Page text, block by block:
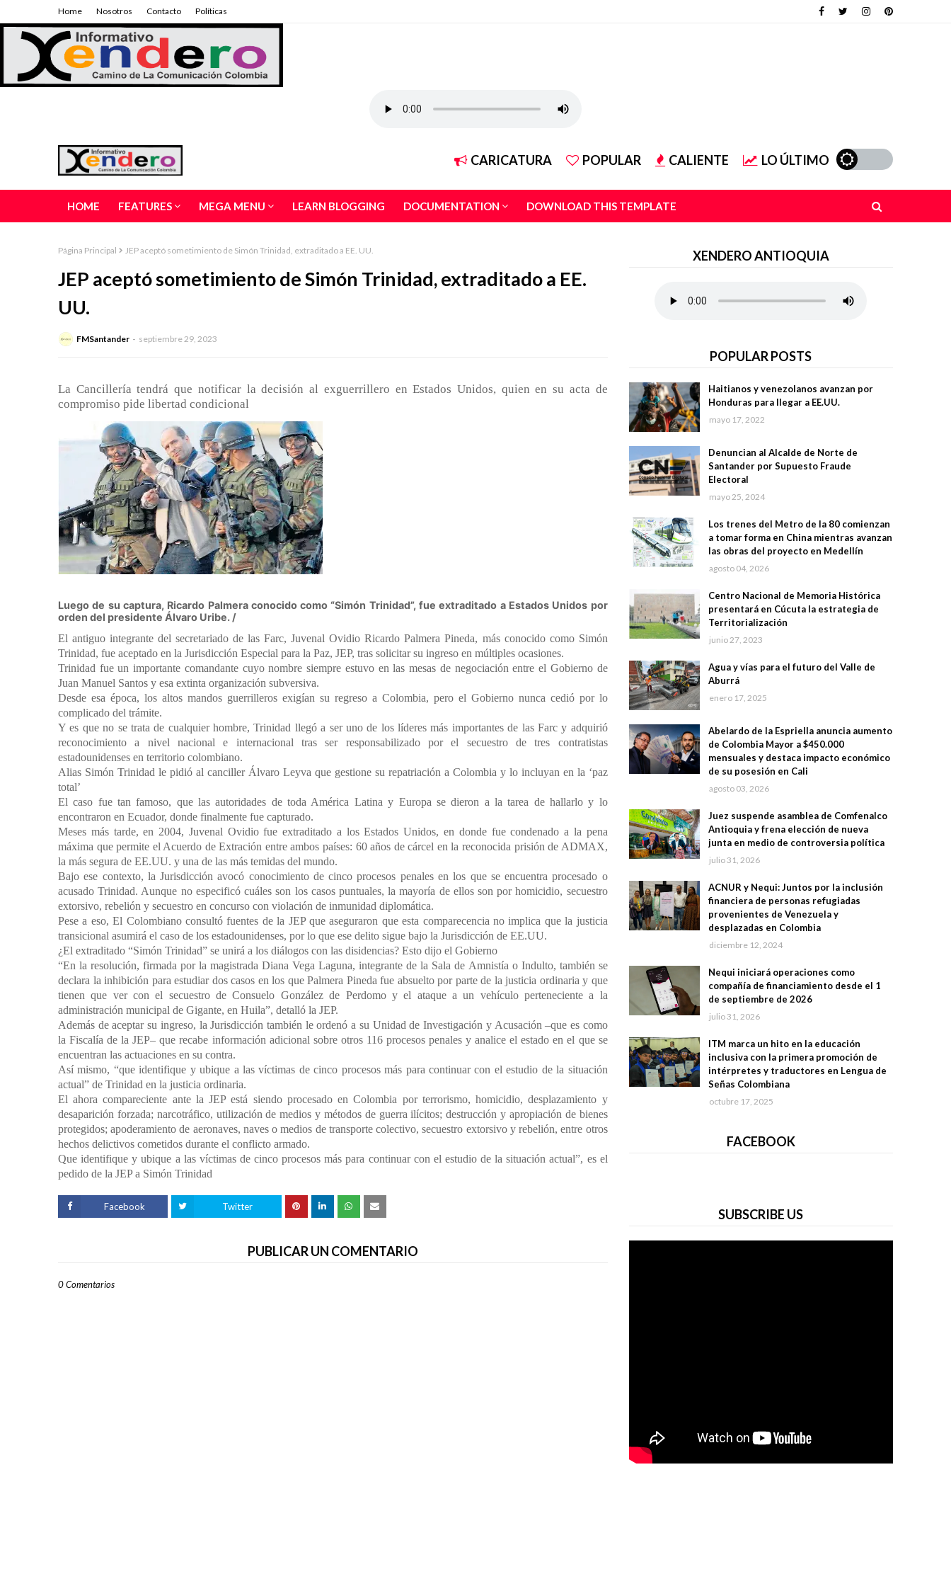
Home Nosotros Contacto Políticas
CARICATURA POPULAR CALIENTE LO ÚLTIMO
HOME FEATURES MEGA MENU LEARN BLOGGING DOCUMENTATION DOWNLOAD THIS TEMPLATE
Página Principal JEP aceptó sometimiento de Simón Trinidad, extraditado a EE. UU.
JEP aceptó sometimiento de Simón Trinidad, extraditado a EE.
UU.
FMSantander septiembre 29, 2023
La Cancillería tendrá que notificar la decisión al exguerrillero en Estados Unidos, quien en su acta de
compromiso pide libertad condicional
Luego de su captura, Ricardo Palmera conocido como “Simón Trinidad”, fue extraditado a Estados Unidos por
orden del presidente Álvaro Uribe. /
El antiguo integrante del secretariado de las Farc, Juvenal Ovidio Ricardo Palmera Pineda, más conocido como Simón
Trinidad, fue aceptado en la Jurisdicción Especial para la Paz, JEP, tras solicitar su ingreso en múltiples ocasiones.
Trinidad fue un importante comandante cuyo nombre siempre estuvo en las mesas de negociación entre el Gobierno de
Juan Manuel Santos y esa extinta organización subversiva.
Desde esa época, los altos mandos guerrilleros exigían su regreso a Colombia, pero el Gobierno nunca cedió por lo
complicado del trámite.
Y es que no se trata de cualquier hombre, Trinidad llegó a ser uno de los líderes más importantes de las Farc y adquirió
reconocimiento a nivel nacional e internacional tras ser responsabilizado por el secuestro de tres contratistas
estadounidenses en territorio colombiano.
Alias Simón Trinidad le pidió al canciller Álvaro Leyva que gestione su repatriación a Colombia y lo incluyan en la ‘paz
total’
El caso fue tan famoso, que las autoridades de toda América Latina y Europa se dieron a la tarea de hallarlo y lo
encontraron en Ecuador, donde finalmente fue capturado.
Meses más tarde, en 2004, Juvenal Ovidio fue extraditado a los Estados Unidos, en donde fue condenado a la pena
máxima que permite el Acuerdo de Extración entre ambos países: 60 años de cárcel en la reconocida prisión de ADMAX,
la más segura de EE.UU. y una de las más temidas del mundo.
Bajo ese contexto, la Jurisdicción avocó conocimiento de cinco procesos penales en los que se encuentra procesado o
acusado Trinidad. Aunque no especificó cuáles son los casos puntuales, la mayoría de ellos son por homicidio, secuestro
extorsivo, rebelión y secuestro en concurso con violación de inmunidad diplomática.
Pese a eso, El Colombiano consultó fuentes de la JEP que aseguraron que esta comparecencia no implica que la justicia
transicional asumirá el caso de los estadounidenses, por lo que ese delito sigue bajo la Jurisdicción de EE.UU.
¿El extraditado “Simón Trinidad” se unirá a los diálogos con las disidencias? Esto dijo el Gobierno
“En la resolución, firmada por la magistrada Diana Vega Laguna, integrante de la Sala de Amnistía o Indulto, también se
declara la inhibición para estudiar dos casos en los que Palmera Pineda fue absuelto por parte de la justicia ordinaria y que
tienen que ver con el secuestro de Consuelo González de Perdomo y el ataque a un vehículo perteneciente a la
administración municipal de Gigante, en Huila”, detalló la JEP.
Además de aceptar su ingreso, la Jurisdicción también le ordenó a su Unidad de Investigación y Acusación –que es como
la Fiscalía de la JEP– que recabe información adicional sobre otros 116 procesos penales y analice el estado en el que se
encuentran las actuaciones en su contra.
Así mismo, “que identifique y ubique a las víctimas de cinco procesos más para continuar con el estudio de la situación
actual” de Trinidad en la justicia ordinaria.
El ahora compareciente ante la JEP está siendo procesado en Colombia por terrorismo, homicidio, desplazamiento y
desaparición forzada; narcotráfico, utilización de medios y métodos de guerra ilícitos; destrucción y apropiación de bienes
protegidos; apoderamiento de aeronaves, naves o medios de transporte colectivo, secuestro extorsivo y rebelión, entre otros
hechos delictivos cometidos durante el conflicto armado.
Que identifique y ubique a las víctimas de cinco procesos más para continuar con el estudio de la situación actual”, es el
pedido de la JEP a Simón Trinidad
Facebook Twitter
PUBLICAR UN COMENTARIO
0 Comentarios
XENDERO ANTIOQUIA
POPULAR POSTS
Haitianos y venezolanos avanzan por
Honduras para llegar a EE.UU.
mayo 17, 2022
Denuncian al Alcalde de Norte de
Santander por Supuesto Fraude
Electoral
mayo 25, 2024
Los trenes del Metro de la 80 comienzan
a tomar forma en China mientras avanzan
las obras del proyecto en Medellín
agosto 04, 2026
Centro Nacional de Memoria Histórica
presentará en Cúcuta la estrategia de
Territorialización
junio 27, 2023
Agua y vías para el futuro del Valle de
Aburrá
enero 17, 2025
Abelardo de la Espriella anuncia aumento
de Colombia Mayor a $450.000
mensuales y destaca impacto económico
de su posesión en Cali
agosto 03, 2026
Juez suspende asamblea de Comfenalco
Antioquia y frena elección de nueva
junta en medio de controversia política
julio 31, 2026
ACNUR y Nequi: Juntos por la inclusión
financiera de personas refugiadas
provenientes de Venezuela y
desplazadas en Colombia
diciembre 12, 2024
Nequi iniciará operaciones como
compañía de financiamiento desde el 1
de septiembre de 2026
julio 31, 2026
ITM marca un hito en la educación
inclusiva con la primera promoción de
intérpretes y traductores en Lengua de
Señas Colombiana
octubre 17, 2025
FACEBOOK
SUBSCRIBE US